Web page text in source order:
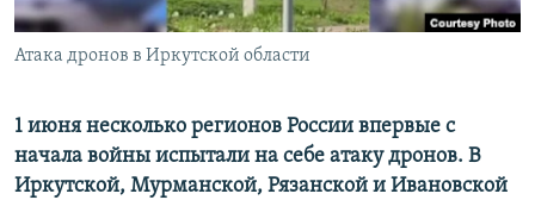
Все сайты РСЕ/РС
Атака дронов в Иркутской области
1 июня несколько регионов России впервые с
начала войны испытали на себе атаку дронов. В
Иркутской, Мурманской, Рязанской и Ивановской